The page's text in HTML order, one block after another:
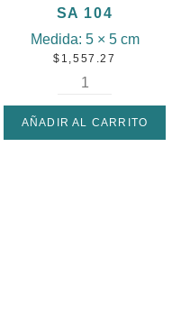
SA 104
Medida: 5 × 5 cm
$ 1,557.27
AÑADIR AL CARRITO